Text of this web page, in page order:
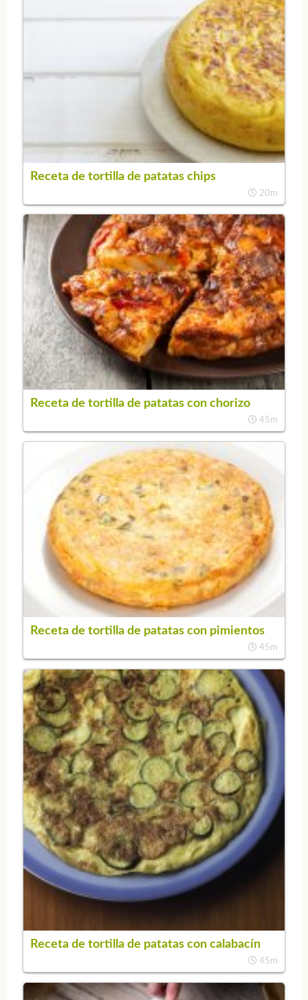
Receta de tortilla de patatas chips
20m
Receta de tortilla de patatas con chorizo
45m
Receta de tortilla de patatas con pimientos
45m
Receta de tortilla de patatas con calabacín
45m